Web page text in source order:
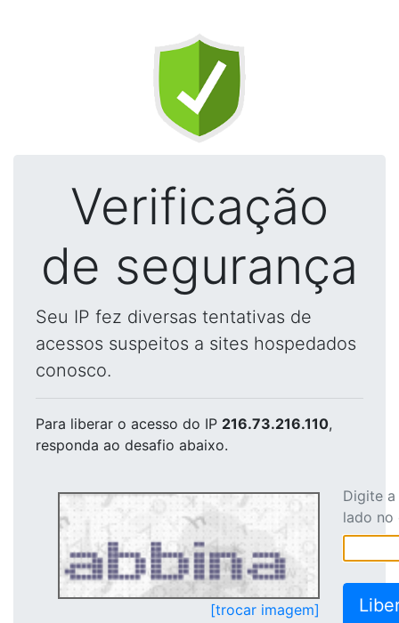
Verificação
de segurança
Seu IP fez diversas tentativas de
acessos suspeitos a sites hospedados
conosco.
Para liberar o acesso do IP 216.73.216.110,
responda ao desafio abaixo.
[trocar imagem]
Digite
lado no